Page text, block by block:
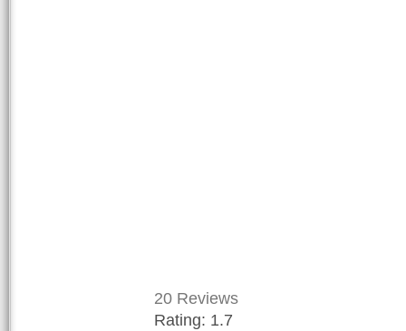
20 Reviews
Rating: 1.7